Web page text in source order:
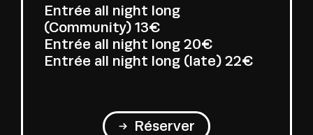
Entrée all night long
(Community) 13€
Entrée all night long 20€
Entrée all night long (late) 22€
Réserver